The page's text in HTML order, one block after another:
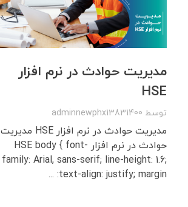
مدیریت حوادث در نرم‌ افزار
HSE
توسط adminnewphx13831400
مدیریت حوادث در نرم‌ افزار HSE مدیریت
حوادث در نرم‌ افزار HSE body { font-
family: Arial, sans-serif; line-height: 1.6;
text-align: justify; margin: ...